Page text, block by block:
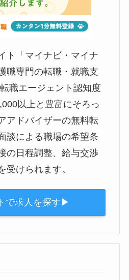
ト「マイナビ・マイナ
職専門の転職・就職支
職エージェント認知度
以上と豊富にそろっ
アドバイザーの無料転
談による職場の希望条
の日程調整、給与交渉
受けられます。
で求人を探す▶︎